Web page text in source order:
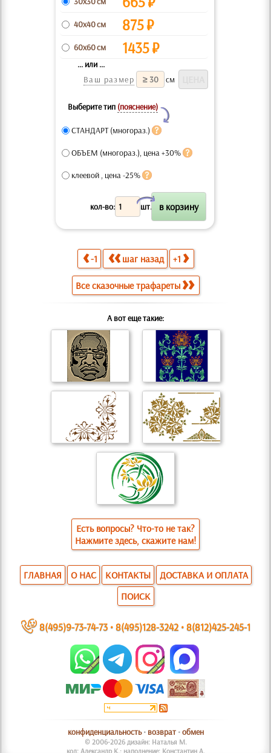
40x40 см 875₽
60x60 см 1435₽
... или ...
Ваш размер
см
Выберите тип (пояснение)
Y
СТАНДАРТ (многораз.)
ОБЪЕМ (многораз.), цена +30%
клеевой , цена -25%
кол-во: шт.
X
-1 шаг назад +1
Все сказочные трафареты
А вот еще такие:
Есть вопросы? Что-то не так?
Нажмите здесь, скажите нам!
ГЛАВНАЯ О НАС КОНТАКТЫ
ДОСТАВКА И ОПЛАТА
ПОИСК
~ 8(495)9-73-74-73•8(495)128-3242•8(812)425-245-1
конфиденциальность• возврат•обмен
© 2006-2026 дизайн: Наталья М.
код: Александр К.; наполнение: Константин А.